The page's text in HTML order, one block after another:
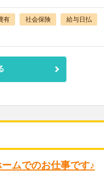
有 社会保険
給与日払
ムでのお仕事です♪